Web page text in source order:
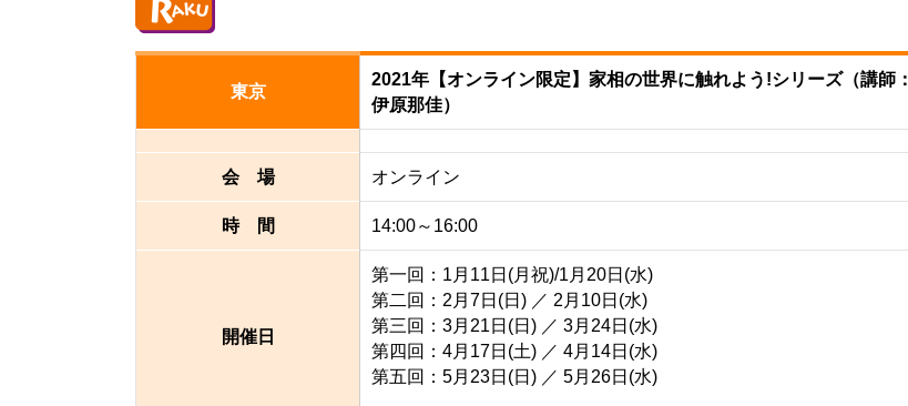
東京
2021年【オンライン限定】家相の世界に触れよう!シリーズ（講師：
伊原那佳）
会 場 オンライン
時 間 14:00～16:00
開催日
第一回：1月11日(月祝)/1月20日(水)
第二回：2月7日(日) ／ 2月10日(水)
第三回：3月21日(日) ／ 3月24日(水)
第四回：4月17日(土) ／ 4月14日(水)
第五回：5月23日(日) ／ 5月26日(水)